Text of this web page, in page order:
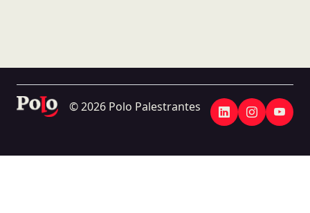
© 2026 Polo Palestrantes